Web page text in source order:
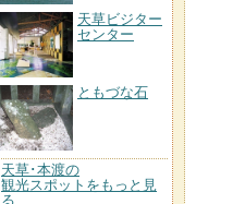
天草ビジター
センター
ともづな石
天草･本渡の
観光スポットをもっと見
る